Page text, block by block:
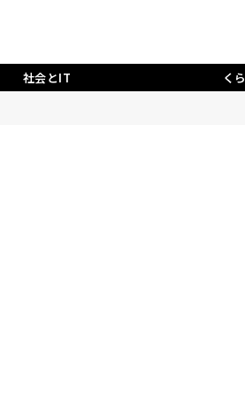
社会とIT く